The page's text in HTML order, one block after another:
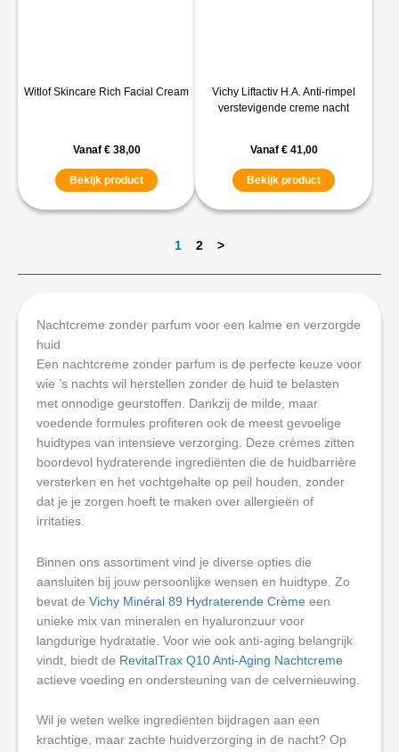
Witlof Skincare Rich Facial Cream
Vanaf €38,00
Bekijk product
Vichy Liftactiv H.A. Anti-rimpel
verstevigende creme nacht
Vanaf €41,00
Bekijk product
1 2 >
Nachtcreme zonder parfum voor een kalme en verzorgde
huid
Een nachtcreme zonder parfum is de perfecte keuze voor
wie ’s nachts wil herstellen zonder de huid te belasten
met onnodige geurstoffen. Dankzij de milde, maar
voedende formules profiteren ook de meest gevoelige
huidtypes van intensieve verzorging. Deze crèmes zitten
boordevol hydraterende ingrediënten die de huidbarrière
versterken en het vochtgehalte op peil houden, zonder
dat je je zorgen hoeft te maken over allergieën of
irritaties.
Binnen ons assortiment vind je diverse opties die
aansluiten bij jouw persoonlijke wensen en huidtype. Zo
bevat de Vichy Minéral 89 Hydraterende Crème een
unieke mix van mineralen en hyaluronzuur voor
langdurige hydratatie. Voor wie ook anti-aging belangrijk
vindt, biedt de RevitalTrax Q10 Anti-Aging Nachtcreme
actieve voeding en ondersteuning van de celvernieuwing.
Wil je weten welke ingrediënten bijdragen aan een
krachtige, maar zachte huidverzorging in de nacht? Op